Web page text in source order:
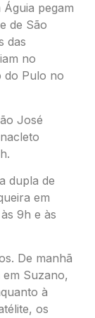
pegam
de São
das
no
do Pulo no
José
dupla de
em
9h e às
De manhã
Suzano,
à
os